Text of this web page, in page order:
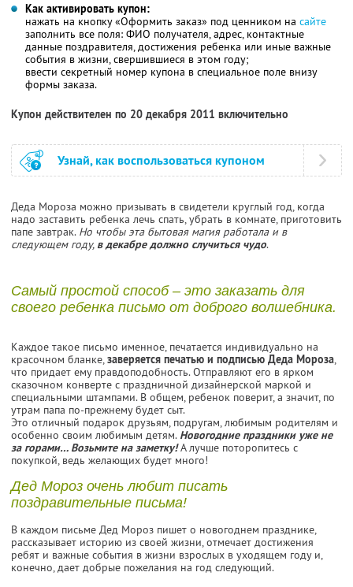
Как активировать купон:
нажать на кнопку «Оформить заказ» под ценником на сайте
заполнить все поля: ФИО получателя, адрес, контактные
данные поздравителя, достижения ребенка или иные важные
события в жизни, свершившиеся в этом году;
ввести секретный номер купона в специальное поле внизу
формы заказа.
Купон действителен по 20 декабря 2011 включительно
Узнай, как воспользоваться купоном
Деда Мороза можно призывать в свидетели круглый год, когда
надо заставить ребенка лечь спать, убрать в комнате, приготовить
папе завтрак. Но чтобы эта бытовая магия работала и в
следующем году, в декабре должно случиться чудо.
Самый простой способ – это заказать для
своего ребенка письмо от доброго волшебника.
Каждое такое письмо именное, печатается индивидуально на
красочном бланке,заверяется печатью и подписью Деда Мороза,
что придает ему правдоподобность. Отправляют его в ярком
сказочном конверте с праздничной дизайнерской маркой и
специальными штампами. В общем, ребенок поверит, а значит, по
утрам папа по-прежнему будет сыт.
Это отличный подарок друзьям, подругам, любимым родителям и
особенно своим любимым детям. Новогодние праздники уже не
за горами… Возьмите на заметку!А лучше поторопитесь с
покупкой, ведь желающих будет много!
Дед Мороз очень любит писать
поздравительные письма!
В каждом письме Дед Мороз пишет о новогоднем празднике,
рассказывает историю из своей жизни, отмечает достижения
ребят и важные события в жизни взрослых в уходящем году и,
конечно, дает добрые пожелания на год следующий.